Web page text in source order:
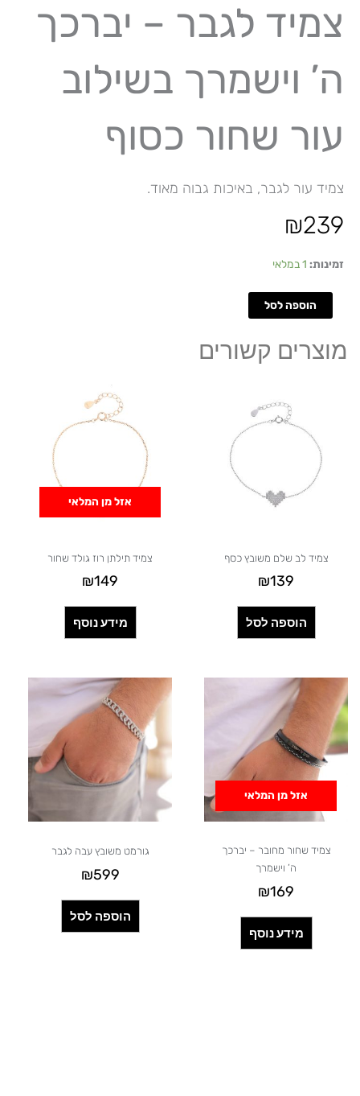
צמיד לגבר – יברכך
ה’ וישמרך בשילוב
עור שחור כסוף
צמיד עור לגבר, באיכות גבוה מאוד.
₪239
זמינות: 1 במלאי
כמות
לגבר
יברכך
הוספה לסל
מוצרים קשורים
צמיד לב שלם משובץ כסף
₪139
הוספה לסל
אזל מן המלאי
צמיד תילתן רוז גולד שחור
₪149
מידע נוסף
אזל מן המלאי
צמיד שחור מחובר – יברכך
ה’ וישמרך
₪169
מידע נוסף
גורמט משובץ עבה לגבר
₪599
הוספה לסל